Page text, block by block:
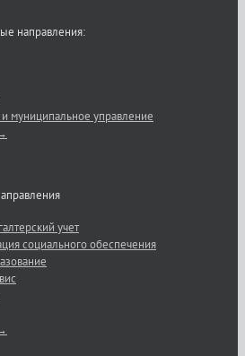
направления:
и муниципальное управление
учет
социального обеспечения